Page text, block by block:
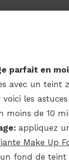
parfait en
avec un
voici les
de 10
appliquez
Make Up
fond de teint